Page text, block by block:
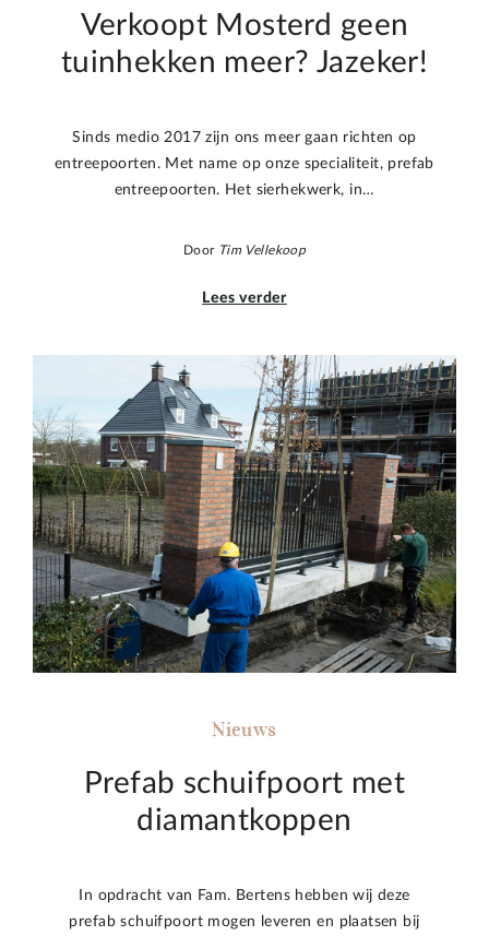
Verkoopt Mosterd geen
tuinhekken meer? Jazeker!
Sinds medio 2017 zijn ons meer gaan richten op
entreepoorten. Met name op onze specialiteit, prefab
entreepoorten. Het sierhekwerk, in…
Door Tim Vellekoop
Lees verder
Nieuws
Prefab schuifpoort met
diamantkoppen
In opdracht van Fam. Bertens hebben wij deze
prefab schuifpoort mogen leveren en plaatsen bij